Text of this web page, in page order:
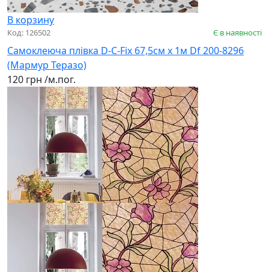
В корзину
Код: 126502 Є в наявності
Самоклеюча плівка D-C-Fix 67,5см х 1м Df 200-8296
(Мармур Теразо)
120 грн /м.пог.